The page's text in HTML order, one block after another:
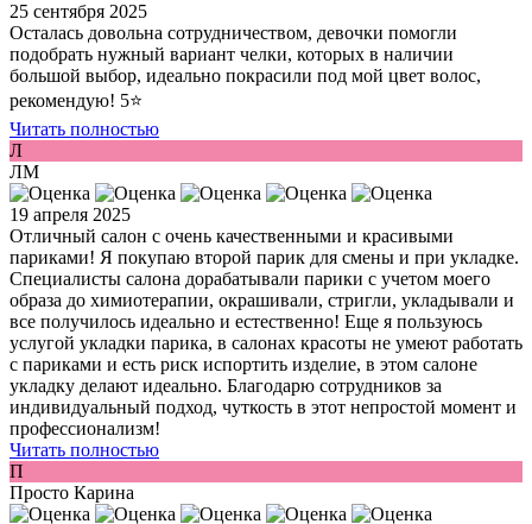
25 сентября 2025
Осталась довольна сотрудничеством, девочки помогли
подобрать нужный вариант челки, которых в наличии
большой выбор, идеально покрасили под мой цвет волос,
рекомендую! 5⭐️
Читать полностью
Л
ЛМ
19 апреля 2025
Отличный салон с очень качественными и красивыми
париками! Я покупаю второй парик для смены и при укладке.
Специалисты салона дорабатывали парики с учетом моего
образа до химиотерапии, окрашивали, стригли, укладывали и
все получилось идеально и естественно! Еще я пользуюсь
услугой укладки парика, в салонах красоты не умеют работать
с париками и есть риск испортить изделие, в этом салоне
укладку делают идеально. Благодарю сотрудников за
индивидуальный подход, чуткость в этот непростой момент и
профессионализм!
Читать полностью
П
Просто Карина